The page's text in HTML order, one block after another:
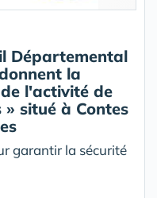
Départemental
la
l'activité de
situé à Contes
garantir la sécurité